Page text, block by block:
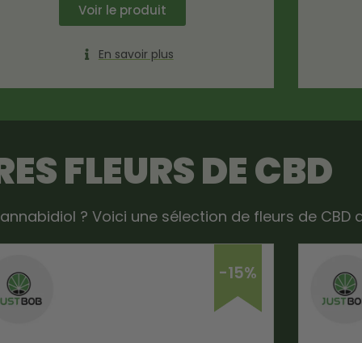
Voir le produit
En savoir plus
FLEURS DE CBD
? Voici une sélection de fleurs de CBD
-15%